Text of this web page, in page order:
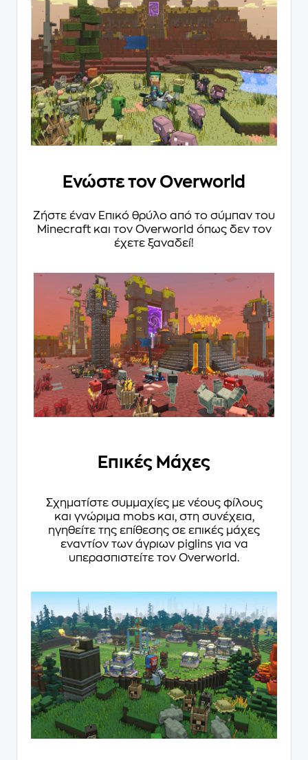
Ενώστε τον Overworld
Ζήστε έναν Επικό θρύλο από το σύμπαν του
Minecraft και τον Overworld όπως δεν τον
έχετε ξαναδεί!
Επικές Μάχες
Σχηματίστε συμμαχίες με νέους φίλους
και γνώριμα mobs και, στη συνέχεια,
ηγηθείτε της επίθεσης σε επικές μάχες
εναντίον των άγριων piglins για να
υπερασπιστείτε τον Overworld.